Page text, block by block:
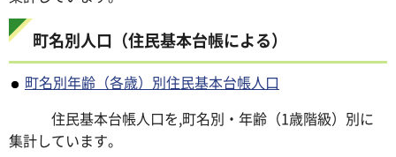
町名別人口（住民基本台帳による）
町名別年齢（各歳）別住民基本台帳人口
住民基本台帳人口を,町名別・年齢（1歳階級）別に
集計しています。